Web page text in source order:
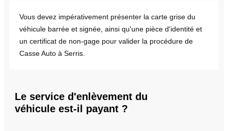
Vous devez impérativement présenter la carte grise du
véhicule barrée et signée, ainsi qu'une pièce d'identité et
un certificat de non-gage pour valider la procédure de
Casse Auto à Serris.
Le service d'enlèvement du
véhicule est-il payant ?